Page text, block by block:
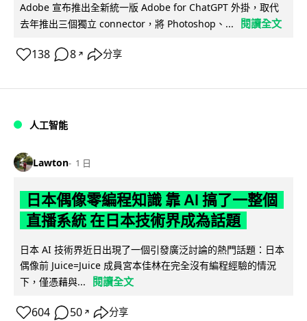
Adobe 宣布推出全新統一版 Adobe for ChatGPT 外掛，取代
去年推出三個獨立 connector，將 Photoshop、...
閱讀全文
138 8 ↗ 分享
人工智能
Lawton 1 日
日本偶像零編程知識 靠 AI 搞了一整個
直播系統 在日本技術界成為話題
日本 AI 技術界近日出現了一個引發廣泛討論的熱門話題：日本
偶像前 Juice=Juice 成員宮本佳林在完全沒有編程經驗的情況
下，僅憑藉與...
閱讀全文
604 50 ↗ 分享